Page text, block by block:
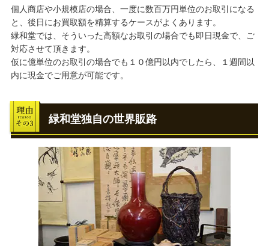
個人商店や小規模店の場合、一度に数百万円単位のお取引になる
と、後日にお買取額を精算するケースがよくあります。
緑和堂では、そういった高額なお取引の場合でも即日現金で、ご
対応させて頂きます。
仮に億単位のお取引の場合でも１０億円以内でしたら、１週間以
内に現金でご用意が可能です。
緑和堂独自の世界販路